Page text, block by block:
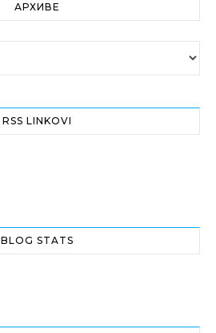
АРХИВЕ
RSS LINKOVI
BLOG STATS